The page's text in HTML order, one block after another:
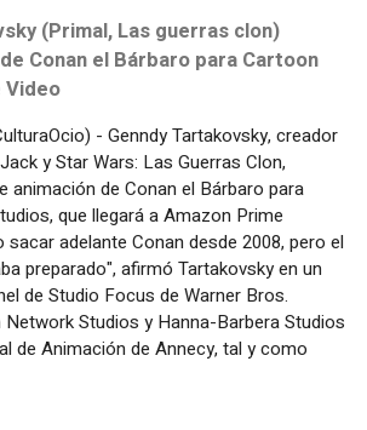
(Primal, Las guerras clon)
Conan el Bárbaro para Cartoon
Video
- Genndy Tartakovsky, creador
y Star Wars: Las Guerras Clon,
animación de Conan el Bárbaro para
que llegará a Amazon Prime
adelante Conan desde 2008, pero el
preparado", afirmó Tartakovsky en un
de Studio Focus de Warner Bros.
Studios y Hanna-Barbera Studios
de Animación de Annecy, tal y como